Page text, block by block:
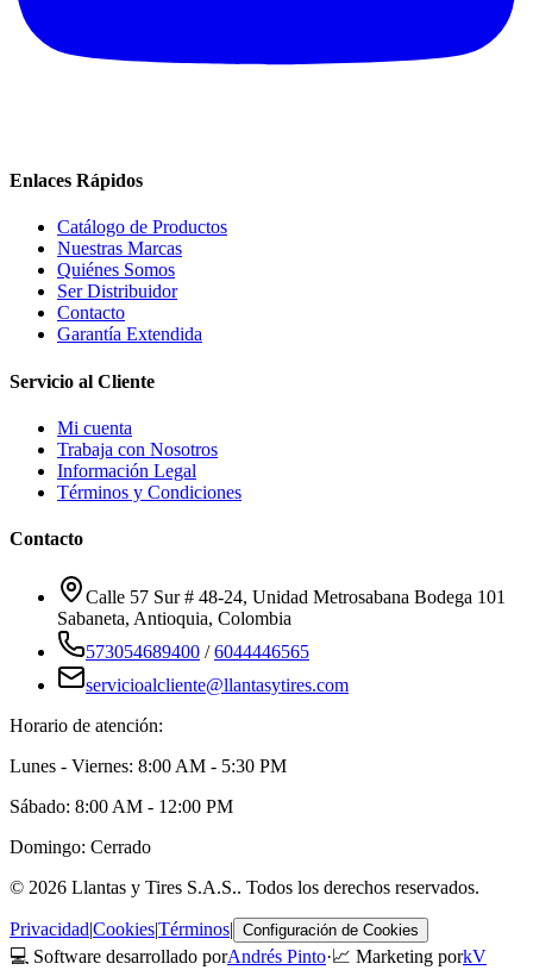
Enlaces Rápidos
Catálogo de Productos
Nuestras Marcas
Quiénes Somos
Ser Distribuidor
Contacto
Garantía Extendida
Servicio al Cliente
Mi cuenta
Trabaja con Nosotros
Información Legal
Términos y Condiciones
Contacto
Calle 57 Sur # 48-24, Unidad Metrosabana Bodega 101
Sabaneta, Antioquia, Colombia
573054689400 /6044446565
servicioalcliente@llantasytires.com
Horario de atención:
Lunes - Viernes: 8:00 AM - 5:30 PM
Sábado: 8:00 AM - 12:00 PM
Domingo: Cerrado
© 2026 Llantas y Tires S.A.S.. Todos los derechos reservados.
Privacidad|Cookies|Términos| Configuración de Cookies
💻 Software desarrollado porAndrés Pinto·📈 Marketing porkV